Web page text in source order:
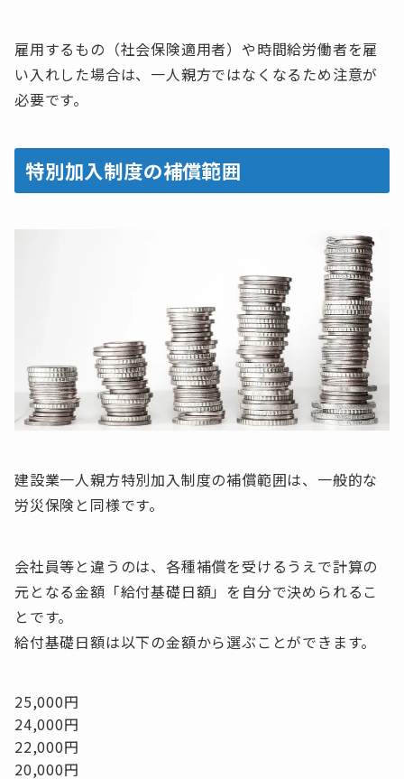
雇用するもの（社会保険適用者）や時間給労働者を雇
い入れした場合は、一人親方ではなくなるため注意が
必要です。
特別加入制度の補償範囲
建設業一人親方特別加入制度の補償範囲は、一般的な
労災保険と同様です。
会社員等と違うのは、各種補償を受けるうえで計算の
元となる金額「給付基礎日額」を自分で決められるこ
とです。
給付基礎日額は以下の金額から選ぶことができます。
25,000円
24,000円
22,000円
20,000円